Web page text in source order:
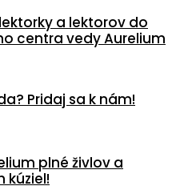
a lektorov do
centra vedy Aurelium
Pridaj sa k nám!
plné živlov a
kúziel!